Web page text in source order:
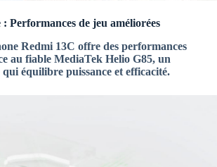
: Performances de jeu améliorées
Redmi 13C offre des performances
au fiable MediaTek Helio G85, un
équilibre puissance et efficacité.